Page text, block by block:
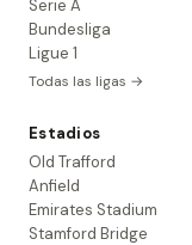
Serie A
Bundesliga
Ligue 1
Todas las ligas →
Estadios
Old Trafford
Anfield
Emirates Stadium
Stamford Bridge